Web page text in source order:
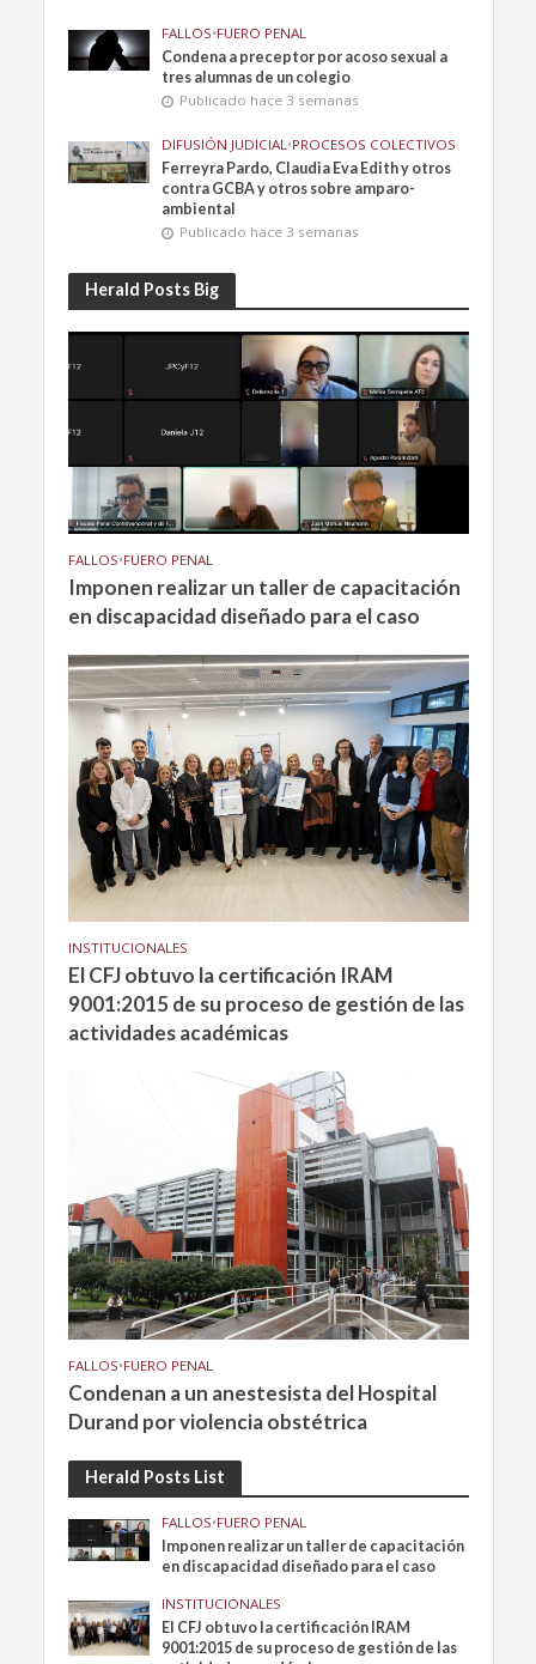
FALLOS•FUERO PENAL
Condena a preceptor por acoso sexual a
tres alumnas de un colegio
Publicado hace 3 semanas
DIFUSIÓN JUDICIAL•PROCESOS COLECTIVOS
Ferreyra Pardo, Claudia Eva Edith y otros
contra GCBA y otros sobre amparo-
ambiental
Publicado hace 3 semanas
Herald Posts Big
FALLOS•FUERO PENAL
Imponen realizar un taller de capacitación
en discapacidad diseñado para el caso
INSTITUCIONALES
El CFJ obtuvo la certificación IRAM
9001:2015 de su proceso de gestión de las
actividades académicas
FALLOS•FUERO PENAL
Condenan a un anestesista del Hospital
Durand por violencia obstétrica
Herald Posts List
FALLOS•FUERO PENAL
Imponen realizar un taller de capacitación
en discapacidad diseñado para el caso
INSTITUCIONALES
El CFJ obtuvo la certificación IRAM
9001:2015 de su proceso de gestión de las